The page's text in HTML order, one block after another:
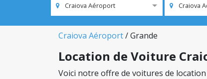
Craiova Aéroport Craiova
Craiova Aéroport/ Grande
Location de Voiture
Voici notre offre de voitures de